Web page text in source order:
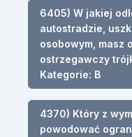
6405) W jakiej
autostradzie,
osobowym, masz
ostrzegawczy
Kategorie: B
4370) Który z
powodować